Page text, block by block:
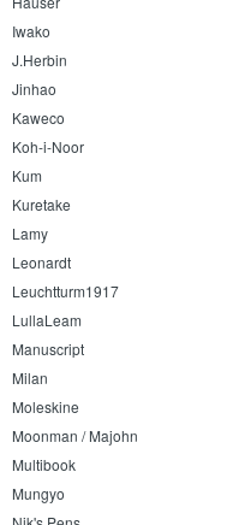
Iwako
J.Herbin
Jinhao
Kaweco
Koh-i-Noor
Kum
Kuretake
Lamy
Leonardt
Leuchtturm1917
LullaLeam
Manuscript
Milan
Moleskine
Moonman / Majohn
Multibook
Mungyo